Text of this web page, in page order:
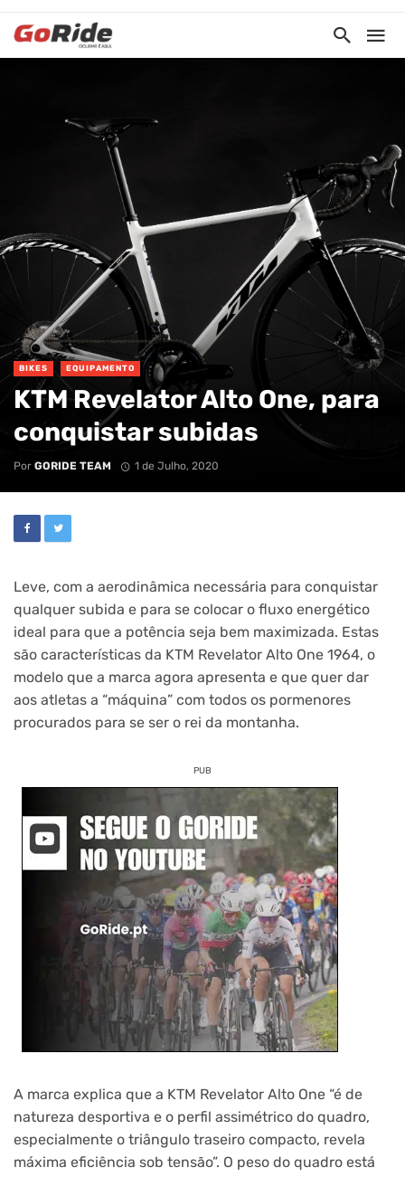
BIKES EQUIPAMENTO
KTM Revelator Alto One, para
conquistar subidas
Por GORIDE TEAM 1 de Julho, 2020
Leve, com a aerodinâmica necessária para conquistar
qualquer subida e para se colocar o fluxo energético
ideal para que a potência seja bem maximizada. Estas
são características da KTM Revelator Alto One 1964, o
modelo que a marca agora apresenta e que quer dar
aos atletas a “máquina” com todos os pormenores
procurados para se ser o rei da montanha.
PUB
A marca explica que a KTM Revelator Alto One “é de
natureza desportiva e o perfil assimétrico do quadro,
especialmente o triângulo traseiro compacto, revela
máxima eficiência sob tensão”. O peso do quadro está